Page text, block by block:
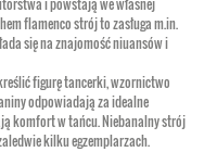
i powstają we własnej
flamenco strój to zasługa m.in.
się na znajomość niuansów i
figurę tancerki, wzornictwo
odpowiadają za idealne
komfort w tańcu. Niebanalny strój
kilku egzemplarzach.